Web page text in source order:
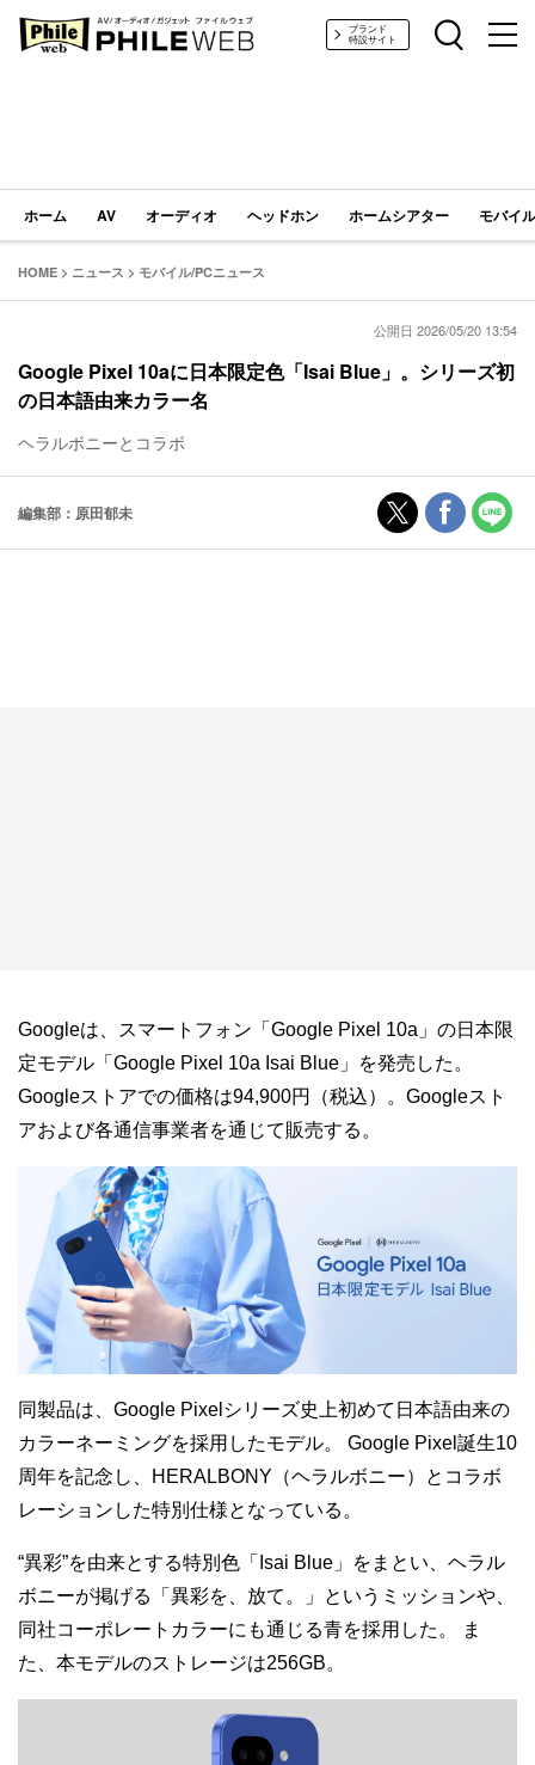
PHILE WEB｜AV/オーディオ/ガジェットブランド
特設サイト
ホーム AV オーディオ ヘッドホン ホームシアター モバイ
HOME > ニュース > モバイル/PCニュース
公開日 2026/05/20 13:54
Google Pixel 10aに日本限定色「Isai Blue」。シリーズ初
の日本語由来カラー名
ヘラルボニーとコラボ
編集部：原田郁未
Googleは、スマートフォン「Google Pixel 10a」の日本限
定モデル「Google Pixel 10a Isai Blue」を発売した。
Googleストアでの価格は94,900円（税込）。Googleスト
アおよび各通信事業者を通じて販売する。
同製品は、Google Pixelシリーズ史上初めて日本語由来の
カラーネーミングを採用したモデル。
Google Pixel誕生10
周年を記念し、HERALBONY（ヘラルボニー）とコラボ
レーションした特別仕様となっている。
“異彩”を由来とする特別色「Isai Blue」をまとい、ヘラル
ボニーが掲げる「異彩を、放て。」というミッションや、
同社コーポレートカラーにも通じる青を採用した。
ま
た、本モデルのストレージは256GB。